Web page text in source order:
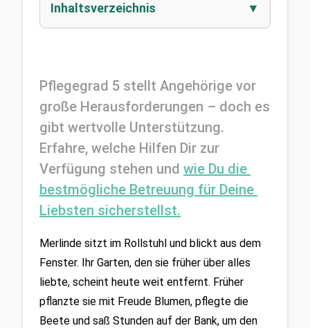
Inhaltsverzeichnis
Pflegegrad 5 stellt Angehörige vor
große Herausforderungen – doch es
gibt wertvolle Unterstützung.
Erfahre, welche Hilfen Dir zur
Verfügung stehen und wie Du die
bestmögliche Betreuung für Deine
Liebsten sicherstellst.
Merlinde sitzt im Rollstuhl und blickt aus dem
Fenster. Ihr Garten, den sie früher über alles
liebte, scheint heute weit entfernt. Früher
pflanzte sie mit Freude Blumen, pflegte die
Beete und saß Stunden auf der Bank, um den